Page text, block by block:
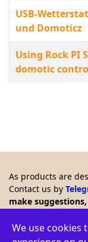
USB-
und Domoticz
Using Rock PI
domotic
As products are
Contact us by
make
© 2026 Creasol -
Italy - VAT ID:
We use cookies